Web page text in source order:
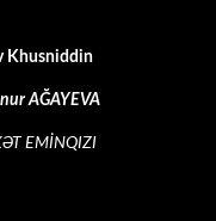
Khusniddin
AĞAYEVA
EMİNQIZI